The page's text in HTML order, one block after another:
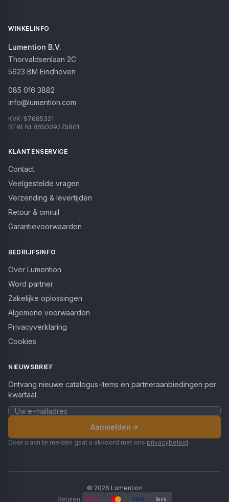
WINKELINFO
Lumention B.V.
Thorvaldsenlaan 2C
5623 BM Eindhoven
085 016 3882
info@lumention.com
KVK: 97685321
BTW: NL865009275B01
KLANTENSERVICE
Contact
Veelgestelde vragen
Verzending & levertijden
Retour & omruil
Garantievoorwaarden
BEDRIJFSINFO
Over Lumention
Word partner
Zakelijke oplossingen
Algemene voorwaarden
Privacyverklaring
Cookies
NIEUWSBRIEF
Ontvang nieuwe catalogus-items en partneraanbiedingen per
kwartaal.
Aanmelden
Door u aan te melden gaat u akkoord met ons privacybeleid.
© 2026 Lumention
Betalen
iDEAL VISA Bank